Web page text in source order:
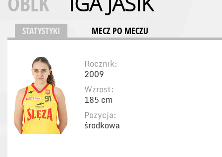
STATYSTYKI MECZ PO MECZU
Rocznik:
2009
Wzrost:
185 cm
Pozycja:
środkowa